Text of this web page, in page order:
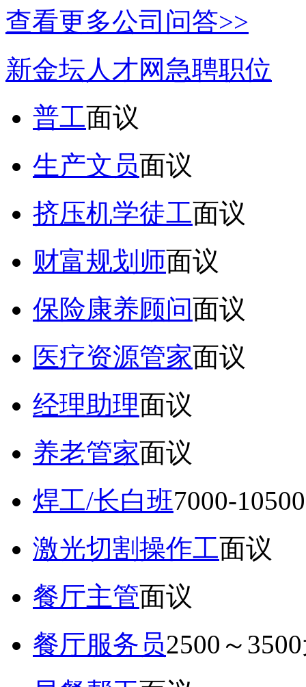
查看更多公司问答>>
新金坛人才网急聘职位
普工面议
生产文员面议
挤压机学徒工面议
财富规划师面议
保险康养顾问面议
医疗资源管家面议
经理助理面议
养老管家面议
焊工/长白班7000-
激光切割操作工面议
餐厅主管面议
餐厅服务员2500～